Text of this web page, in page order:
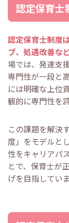
認定保育士
認定保育士制度
プ、処遇改善な
場では、発達支
専門性が一段と
には明確な上位
観的に専門性を
この課題を解決
度」をモデルと
性をキャリアパ
とで、保育士が
げを目指していま